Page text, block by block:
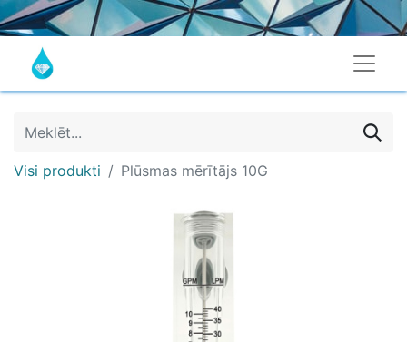
Visi produkti Plūsmas mērītājs 10G